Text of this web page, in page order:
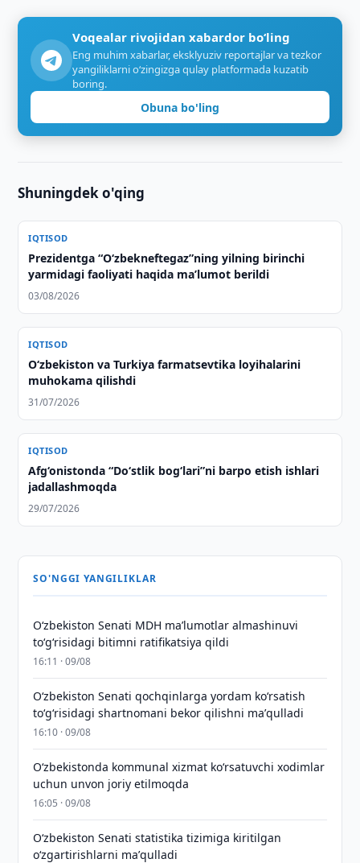
Voqealar rivojidan xabardor bo‘ling
Eng muhim xabarlar, eksklyuziv reportajlar va tezkor
yangiliklarni o‘zingizga qulay platformada kuzatib
boring.
Obuna bo'ling
Shuningdek o'qing
IQTISOD
Prezidentga “Oʻzbekneftegaz”ning yilning birinchi
yarmidagi faoliyati haqida maʼlumot berildi
03/08/2026
IQTISOD
Oʻzbekiston va Turkiya farmatsevtika loyihalarini
muhokama qilishdi
31/07/2026
IQTISOD
Afg‘onistonda “Do‘stlik bog‘lari”ni barpo etish ishlari
jadallashmoqda
29/07/2026
SO'NGGI YANGILIKLAR
Oʻzbekiston Senati MDH maʼlumotlar almashinuvi
toʻgʻrisidagi bitimni ratifikatsiya qildi
16:11 · 09/08
Oʻzbekiston Senati qochqinlarga yordam koʻrsatish
toʻgʻrisidagi shartnomani bekor qilishni maʼqulladi
16:10 · 09/08
Oʻzbekistonda kommunal xizmat koʻrsatuvchi xodimlar
uchun unvon joriy etilmoqda
16:05 · 09/08
Oʻzbekiston Senati statistika tizimiga kiritilgan
oʻzgartirishlarni maʼqulladi